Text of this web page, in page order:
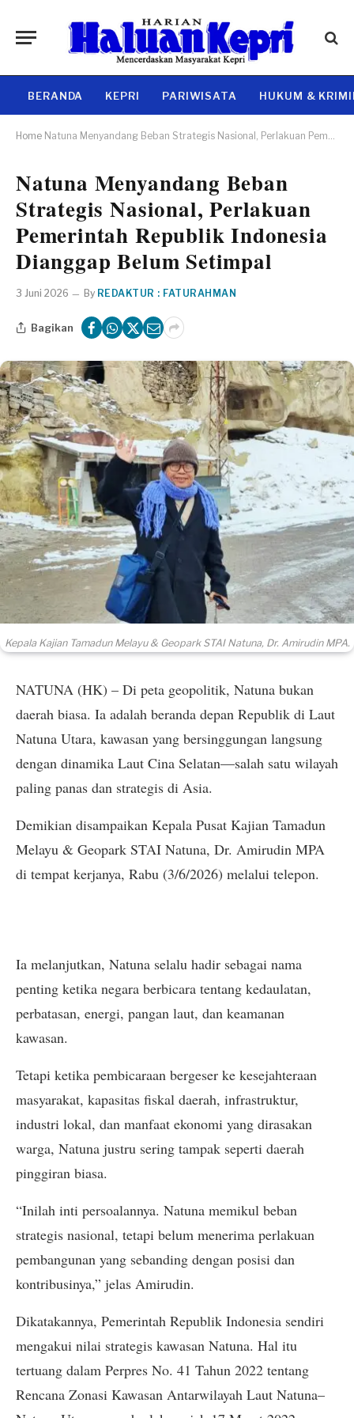
BERANDA KEPRI PARIWISATA HUKUM &
Home Natuna Menyandang Beban Strategis Nasional, Perlakuan Pemerintah Republik Indonesia Dianggap Belum Setimpal
Natuna Menyandang Beban
Strategis Nasional, Perlakuan
Pemerintah Republik Indonesia
Dianggap Belum Setimpal
3 Juni 2026 By REDAKTUR : FATURAHMAN
Bagikan
Kepala Kajian Tamadun Melayu & Geopark STAI Natuna, Dr. Amirudin MPA.
NATUNA (HK) – Di peta geopolitik, Natuna bukan
daerah biasa. Ia adalah beranda depan Republik di Laut
Natuna Utara, kawasan yang bersinggungan langsung
dengan dinamika Laut Cina Selatan—salah satu wilayah
paling panas dan strategis di Asia.
Demikian disampaikan Kepala Pusat Kajian Tamadun
Melayu & Geopark STAI Natuna, Dr. Amirudin MPA
di tempat kerjanya, Rabu (3/6/2026) melalui telepon.
Ia melanjutkan, Natuna selalu hadir sebagai nama
penting ketika negara berbicara tentang kedaulatan,
perbatasan, energi, pangan laut, dan keamanan
kawasan.
Tetapi ketika pembicaraan bergeser ke kesejahteraan
masyarakat, kapasitas fiskal daerah, infrastruktur,
industri lokal, dan manfaat ekonomi yang dirasakan
warga, Natuna justru sering tampak seperti daerah
pinggiran biasa.
“Inilah inti persoalannya. Natuna memikul beban
strategis nasional, tetapi belum menerima perlakuan
pembangunan yang sebanding dengan posisi dan
kontribusinya,” jelas Amirudin.
Dikatakannya, Pemerintah Republik Indonesia sendiri
mengakui nilai strategis kawasan Natuna. Hal itu
tertuang dalam Perpres No. 41 Tahun 2022 tentang
Rencana Zonasi Kawasan Antarwilayah Laut Natuna–